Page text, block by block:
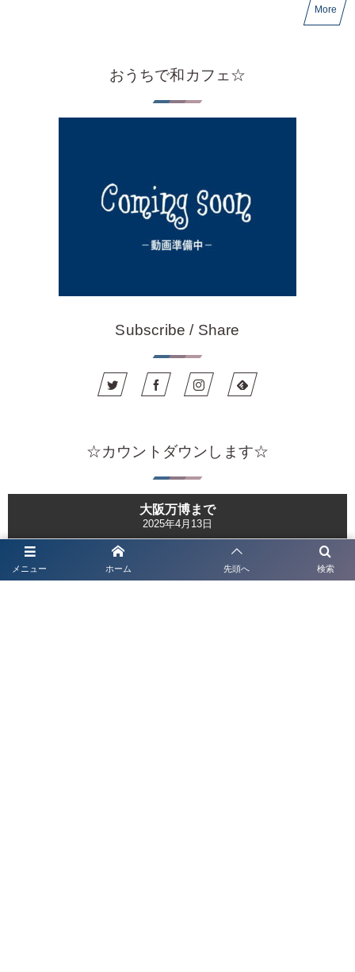
More
おうちで和カフェ☆
Subscribe / Share
☆カウントダウンします☆
大阪万博まで
2025年4月13日
本日より大阪万博開催！！
メニュー 検索
ホーム 先頭へ